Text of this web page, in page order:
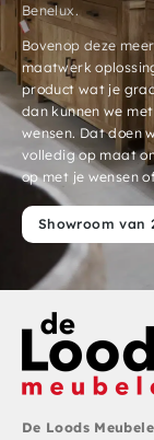
Benelux.
Bovenop deze
maatwerk
product wat je
dan kunnen we
wensen. Dat doen
volledig op maat
op met je wensen
Showroom van
De Loods